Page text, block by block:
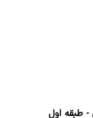
- طبقه اول